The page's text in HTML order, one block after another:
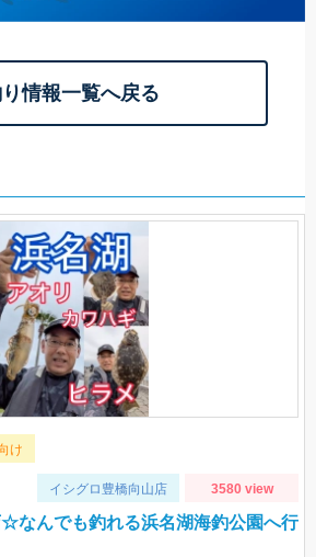
情報一覧へ戻る
け
イシグロ豊橋向山店 3580 view
なんでも釣れる浜名湖海釣公園へ行